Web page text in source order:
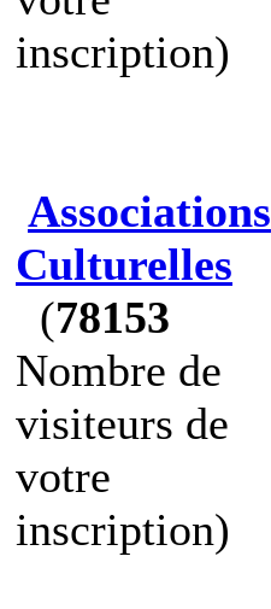
inscription)
Associations
Culturelles
(78153
Nombre de
visiteurs de
votre
inscription)